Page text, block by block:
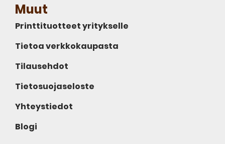
Muut
Printtituotteet yritykselle
Tietoa verkkokaupasta
Tilausehdot
Tietosuojaseloste
Yhteystiedot
Blogi